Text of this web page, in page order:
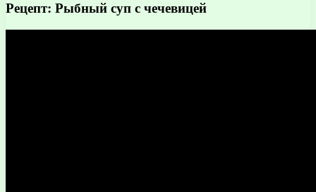
Рецепт: Рыбный суп с чечевицей